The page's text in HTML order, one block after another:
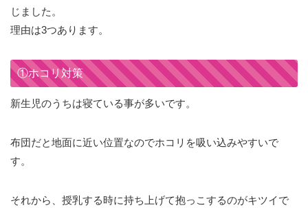
じました。
理由は3つあります。
①ホコリ対策
新生児のうちは寝ている事が多いです。
布団だと地面に近い位置なのでホコリを吸い込みやすいで
す。
それから、授乳する時に持ち上げて抱っこするのがキツイで